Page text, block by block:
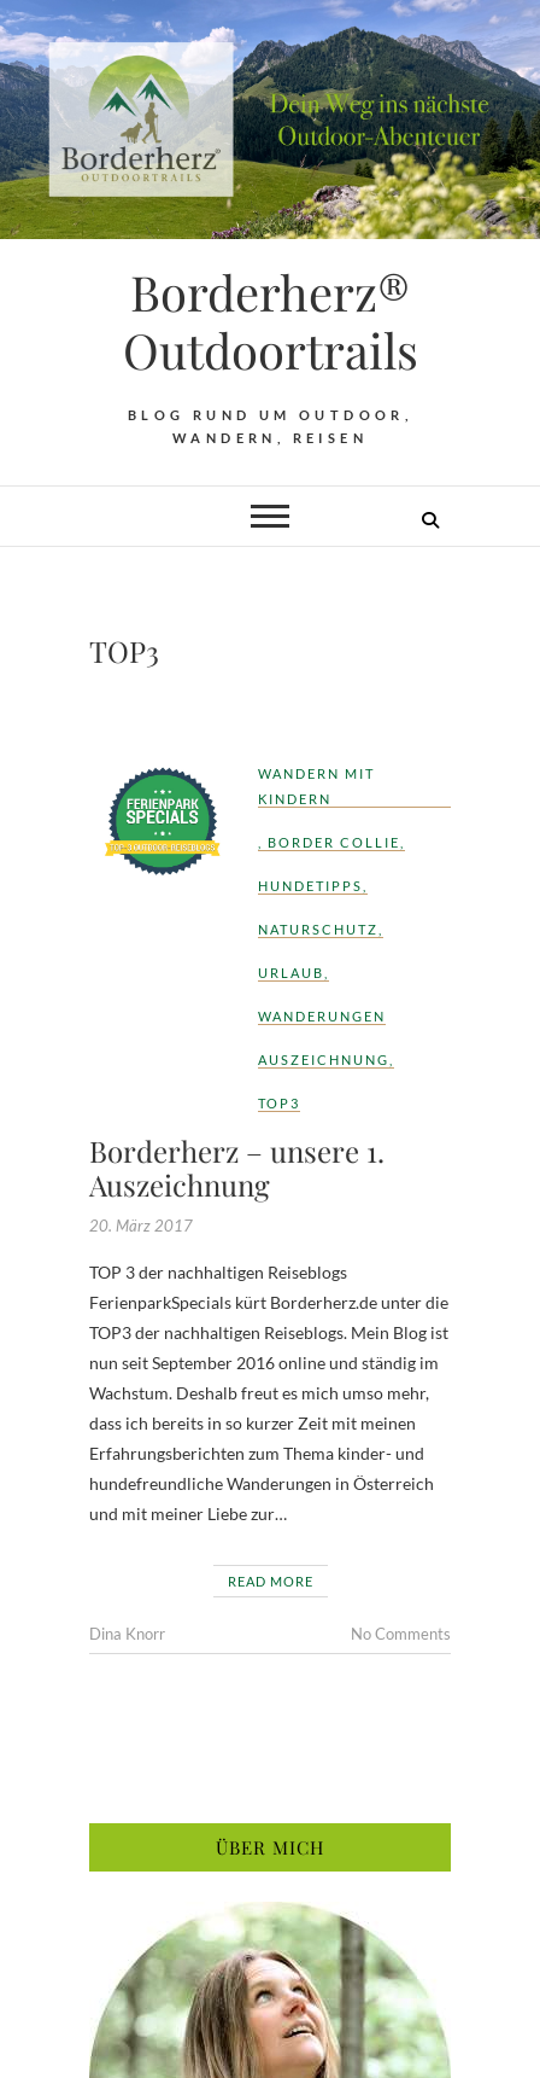
Borderherz®
Outdoortrails
BLOG RUND UM OUTDOOR,
WANDERN, REISEN
TOP3
WANDERN MIT
KINDERN
BORDER COLLIE
HUNDETIPPS
NATURSCHUTZ
URLAUB
WANDERUNGEN
AUSZEICHNUNG
TOP3
Borderherz – unsere 1.
Auszeichnung
20. März 2017
TOP 3 der nachhaltigen Reiseblogs
FerienparkSpecials kürt Borderherz.de unter die
TOP3 der nachhaltigen Reiseblogs. Mein Blog ist
nun seit September 2016 online und ständig im
Wachstum. Deshalb freut es mich umso mehr,
dass ich bereits in so kurzer Zeit mit meinen
Erfahrungsberichten zum Thema kinder- und
hundefreundliche Wanderungen in Österreich
und mit meiner Liebe zur…
READ MORE
Dina Knorr No Comments
ÜBER MICH